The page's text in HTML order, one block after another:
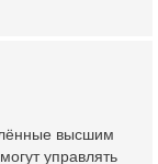
высшим
управлять